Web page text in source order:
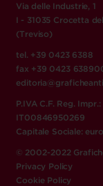
Via delle Industrie, 1
I - 31035 Crocetta
(Treviso)
tel. +39 0423 6388
fax +39 0423
P.IVA C.F. Reg. Impr.:
IT00846950269
Capitale Sociale:
© 2002-2022
Privacy Policy
Cookie Policy